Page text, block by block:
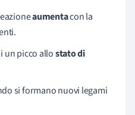
aumentacon la
un picco allostato di
si formano nuovi legami